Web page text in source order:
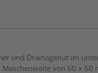
und Drainagenut im
von 60 x 60